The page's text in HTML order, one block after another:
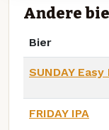
Andere
Bier
SUNDAY
FRIDAY IPA